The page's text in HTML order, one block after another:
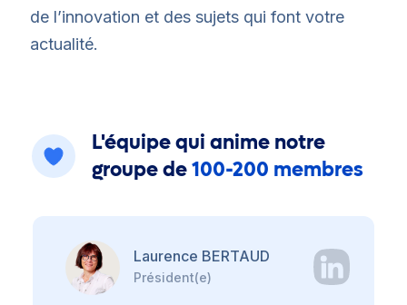
de l’innovation et des sujets qui font votre
actualité.
L'équipe qui anime notre
groupe de100-200 membres
Laurence BERTAUD
Président(e)